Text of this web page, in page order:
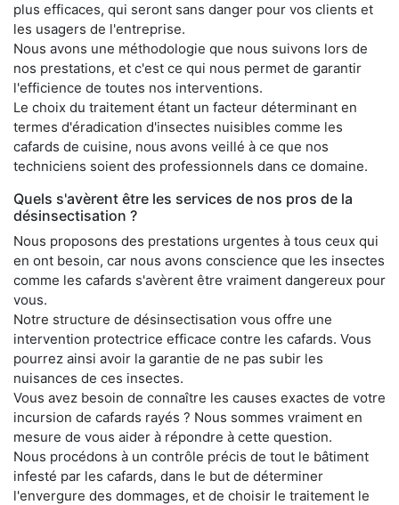
plus efficaces, qui seront sans danger pour vos clients et
les usagers de l'entreprise.
Nous avons une méthodologie que nous suivons lors de
nos prestations, et c'est ce qui nous permet de garantir
l'efficience de toutes nos interventions.
Le choix du traitement étant un facteur déterminant en
termes d'éradication d'insectes nuisibles comme les
cafards de cuisine, nous avons veillé à ce que nos
techniciens soient des professionnels dans ce domaine.
Quels s'avèrent être les services de nos pros de la
désinsectisation ?
Nous proposons des prestations urgentes à tous ceux qui
en ont besoin, car nous avons conscience que les insectes
comme les cafards s'avèrent être vraiment dangereux pour
vous.
Notre structure de désinsectisation vous offre une
intervention protectrice efficace contre les cafards. Vous
pourrez ainsi avoir la garantie de ne pas subir les
nuisances de ces insectes.
Vous avez besoin de connaître les causes exactes de votre
incursion de cafards rayés ? Nous sommes vraiment en
mesure de vous aider à répondre à cette question.
Nous procédons à un contrôle précis de tout le bâtiment
infesté par les cafards, dans le but de déterminer
l'envergure des dommages, et de choisir le traitement le